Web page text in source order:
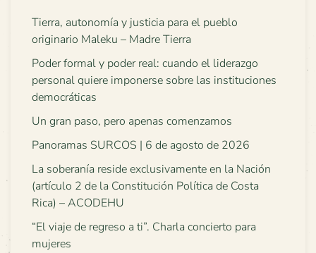
Tierra, autonomía y justicia para el pueblo
originario Maleku – Madre Tierra
Poder formal y poder real: cuando el liderazgo
personal quiere imponerse sobre las instituciones
democráticas
Un gran paso, pero apenas comenzamos
Panoramas SURCOS | 6 de agosto de 2026
La soberanía reside exclusivamente en la Nación
(artículo 2 de la Constitución Política de Costa
Rica) – ACODEHU
“El viaje de regreso a ti”. Charla concierto para
mujeres